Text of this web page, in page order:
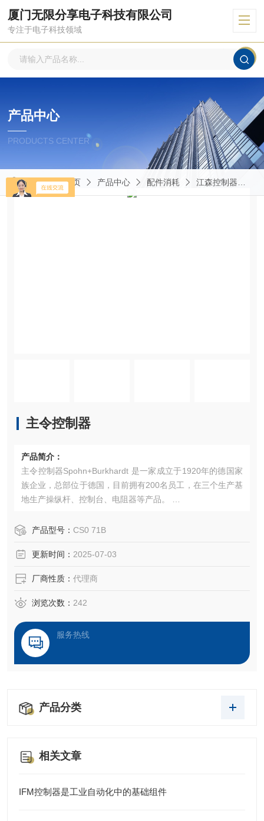
厦门无限分享电子科技有限公司
专注于电子科技领域
产品中心
PRODUCTS CENTER
当前位置：首页 产品中心 配件消耗 江森控制器
主令控制器
产品简介：
主令控制器Spohn+Burkhardt 是一家成立于1920年的德国家
族企业，总部位于德国，目前拥有200名员工，在三个生产基
地生产操纵杆、控制台、电阻器等产品。 ‌
主要产品包括：
线连接，适用于工程、农业等苛刻环境，具备自动复位、机
‌控制台‌：如MFK-MFA系列，专为狭长舱室设计，支持客户定
制配色和
产品型号： CS0 71B
更新时间： 2025-07-03
厂商性质： 代理商
浏览次数： 242
服务热线
产品分类
相关文章
IFM控制器是工业自动化中的基础组件